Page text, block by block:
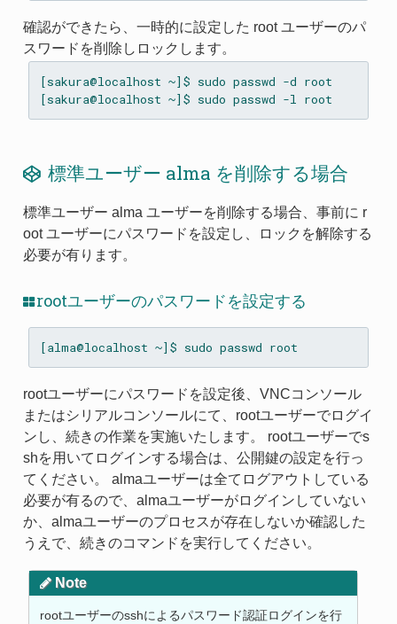
確認ができたら、一時的に設定した root ユーザーのパ
スワードを削除しロックします。
[sakura@localhost ~]$ sudo passwd -d root
標準ユーザー alma を削除する場合
標準ユーザー alma ユーザーを削除する場合、事前に r
oot ユーザーにパスワードを設定し、ロックを解除する
必要が有ります。
rootユーザーのパスワードを設定する
rootユーザーにパスワードを設定後、VNCコンソール
またはシリアルコンソールにて、rootユーザーでログイ
ンし、続きの作業を実施いたします。 rootユーザーでs
shを用いてログインする場合は、公開鍵の設定を行っ
てください。 almaユーザーは全てログアウトしている
必要が有るので、almaユーザーがログインしていない
か、almaユーザーのプロセスが存在しないか確認した
うえで、続きのコマンドを実行してください。
Note
rootユーザーのsshによるパスワード認証ログインを行